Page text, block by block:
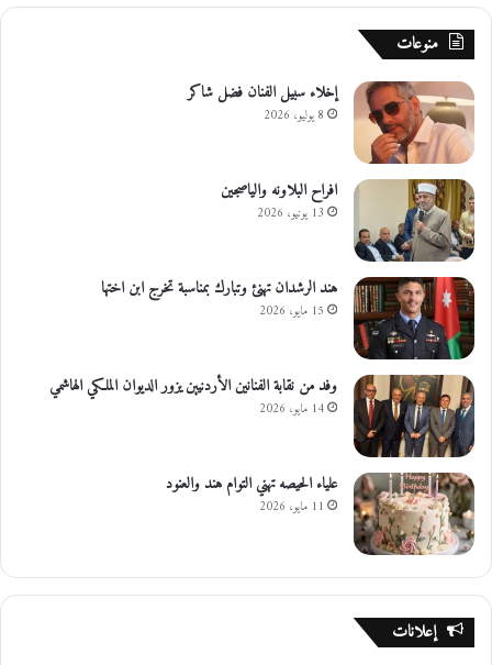
منوعات
إخلاء سبيل الفنان فضل شاكر
8 يوليو، 2026
افراح البلاونه والياصجين
13 يونيو، 2026
هند الرشدان تهنئ وتبارك بمناسبة تخرج ابن اختها
15 مايو، 2026
وفد من نقابة الفنانين الأردنيين يزور الديوان الملكي الهاشمي
14 مايو، 2026
علياء الحيصه تهني التوام هند والعنود
11 مايو، 2026
إعلانات